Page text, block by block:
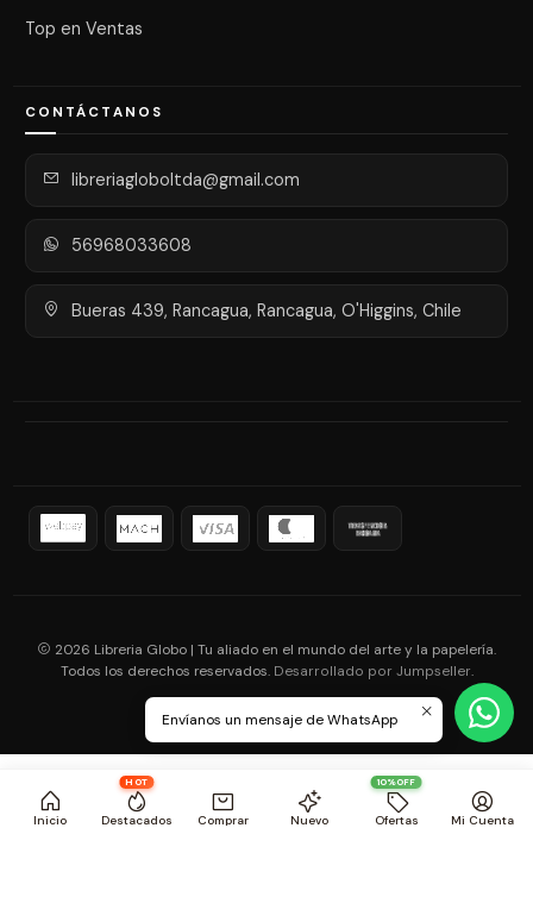
Inicio
HOT
Destacados Comprar Nuevo
10%OFF
Ofertas Mi Cuenta
Top en Ventas
CONTÁCTANOS
libreriagloboltda@gmail.com
56968033608
Bueras 439, Rancagua, Rancagua, O'Higgins, Chile
2026 Libreria Globo | Tu aliado en el mundo del arte y la papelería.
Todos los derechos reservados. Desarrollado por Jumpseller.
Envíanos un mensaje de WhatsApp